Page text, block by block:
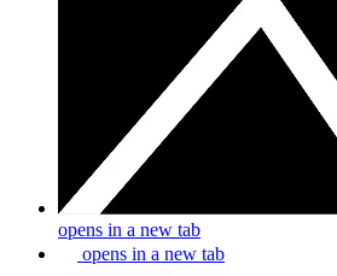
opens in a new tab
opens in a new tab